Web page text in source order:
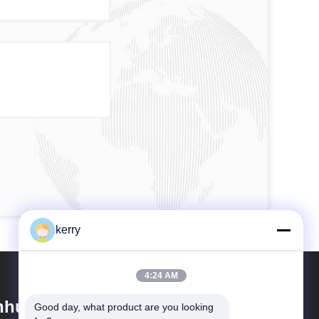
Idea Technology Imp & Exp
kerry
4:24 AM
Good day, what product are you looking